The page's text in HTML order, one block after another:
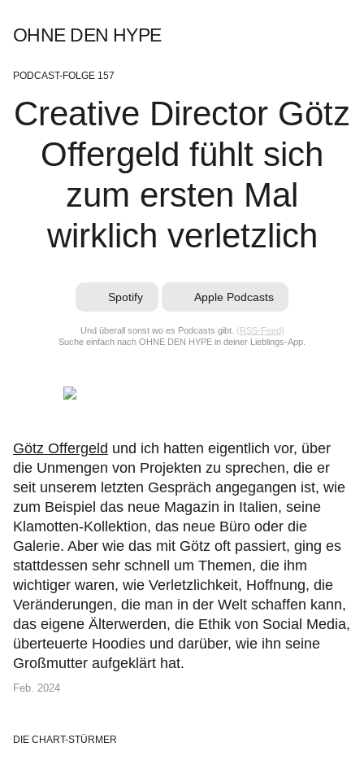
OHNE DEN HYPE
PODCAST-FOLGE 157
Creative Director Götz
Offergeld fühlt sich
zum ersten Mal
wirklich verletzlich
Spotify Apple Podcasts
Und überall sonst wo es Podcasts gibt. ( RSS-Feed)
Suche einfach nach OHNE DEN HYPE in deiner Lieblings-App.
Götz Offergeld und ich hatten eigentlich vor, über
die Unmengen von Projekten zu sprechen, die er
seit unserem letzten Gespräch angegangen ist, wie
zum Beispiel das neue Magazin in Italien, seine
Klamotten-Kollektion, das neue Büro oder die
Galerie. Aber wie das mit Götz oft passiert, ging es
stattdessen sehr schnell um Themen, die ihm
wichtiger waren, wie Verletzlichkeit, Hoffnung, die
Veränderungen, die man in der Welt schaffen kann,
das eigene Älterwerden, die Ethik von Social Media,
überteuerte Hoodies und darüber, wie ihn seine
Großmutter aufgeklärt hat.
Feb. 2024
DIE CHART-STÜRMER